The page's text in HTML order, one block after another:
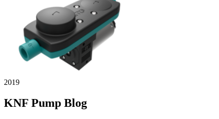
2019
KNF Pump Blog